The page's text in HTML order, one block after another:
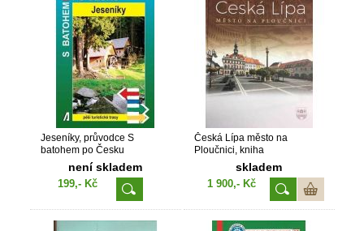
Jeseníky, průvodce S
batohem po Česku
není skladem
199,- Kč
Česká Lípa město na
Ploučnici, kniha
skladem
1 900,- Kč